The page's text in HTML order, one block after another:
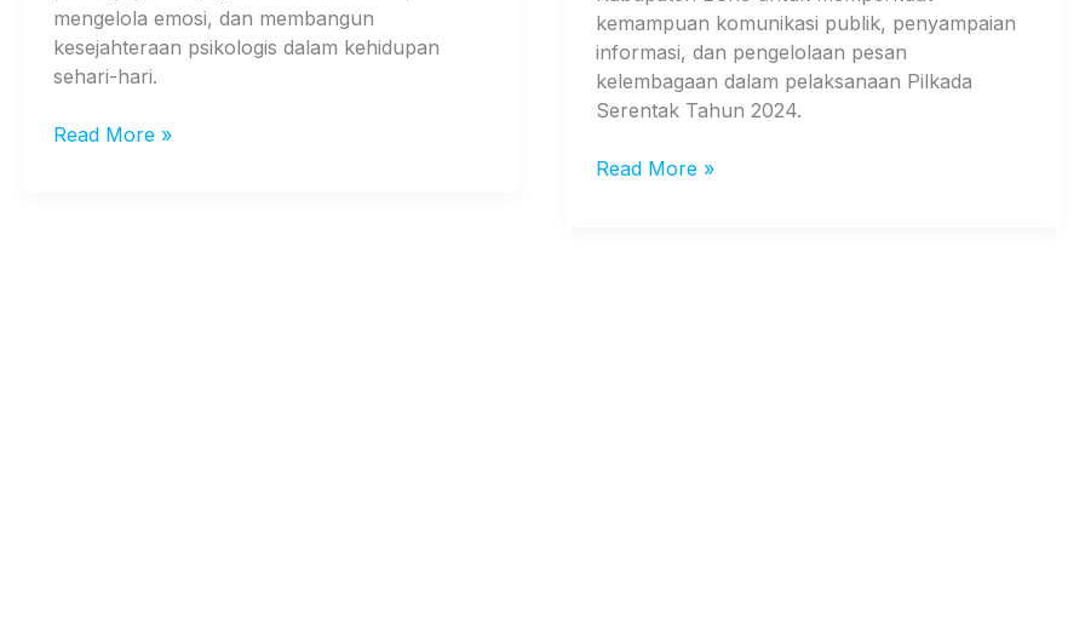
mengelola emosi, dan membangun
kesejahteraan psikologis dalam kehidupan
sehari-hari.
Read More »
kemampuan komunikasi publik, penyampaian
informasi, dan pengelolaan pesan
kelembagaan dalam pelaksanaan Pilkada
Serentak Tahun 2024.
Read More »